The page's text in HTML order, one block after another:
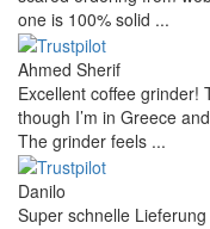
one is 100% solid ...
Ahmed Sherif
Excellent coffee grinder!
though I’m in Greece
The grinder feels ...
Danilo
Super schnelle